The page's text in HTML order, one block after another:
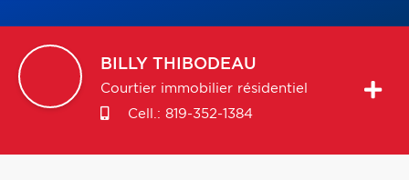
BILLY THIBODEAU
Courtier immobilier résidentiel
Cell.: 819-352-1384